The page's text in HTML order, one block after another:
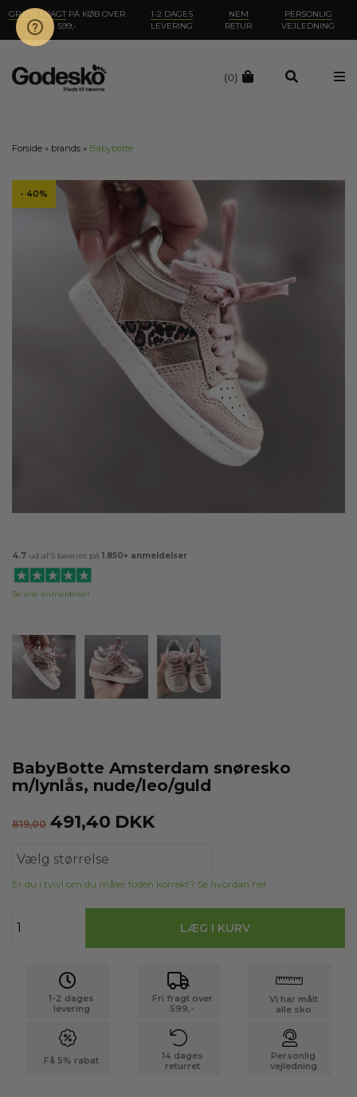
GRATIS FRAGT PÅ KØB OVER
599,-
1-2 DAGES
LEVERING
NEM
RETUR
PERSONLIG
VEJLEDNING
(0)
Forside » brands » Babybotte
- 40%
4.7 ud af 5 baseret på1.850+ anmeldelser
Se alle anmeldelser
BabyBotte Amsterdam snøresko
m/lynlås, nude/leo/guld
819,00 491,40 DKK
Er du i tvivl om du måler foden korrekt? Se hvordan her
1-2 dages
levering
Fri fragt over
599,-
Vi har målt
alle sko
Få 5% rabat
14 dages
returret
Personlig
vejledning